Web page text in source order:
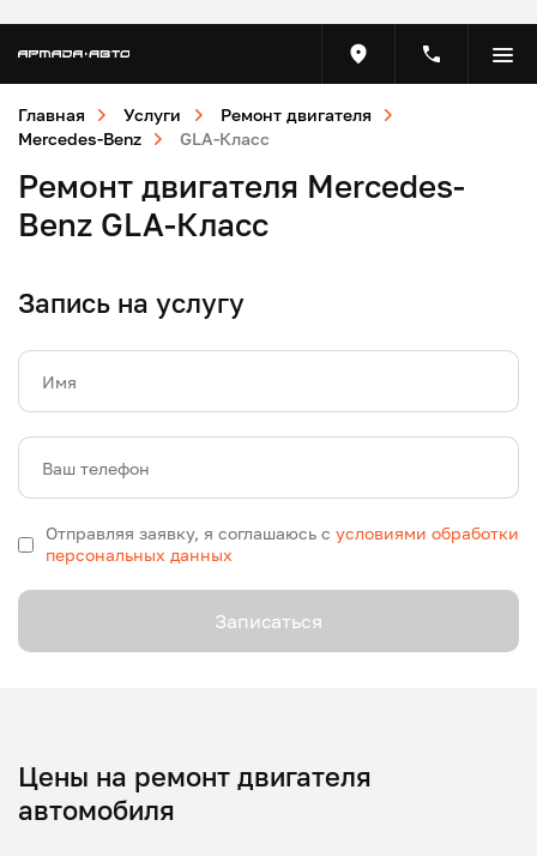
Главная Услуги
Ремонт двигателя
Mercedes-Benz
GLA-Класс
Ремонт двигателя Mercedes-
Benz GLA-Класс
Запись на услугу
Имя
Ваш телефон
Отправляя заявку, я соглашаюсь с условиями обработки
персональных данных
Записаться
Цены на ремонт двигателя
автомобиля